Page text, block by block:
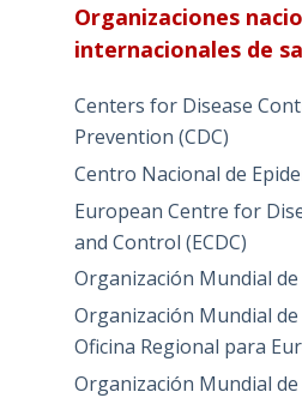
Organizaciones
internacionales de
Centers for Disease
Prevention (CDC)
Centro Nacional de
European Centre for
and Control (ECDC)
Organización Mundial de
Organización Mundial de
Oficina Regional para
Organización Mundial de